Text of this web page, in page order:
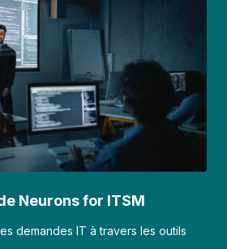
Neurons for ITSM
demandes IT à travers les outils